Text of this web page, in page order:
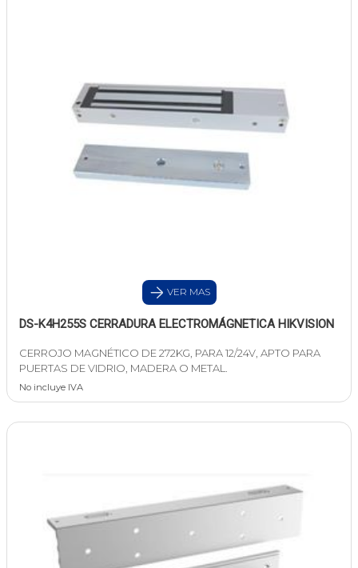
VER MAS
DS-K4H255S CERRADURA ELECTROMÁGNETICA HIKVISION
CERROJO MAGNÉTICO DE 272KG, PARA 12/24V, APTO PARA
PUERTAS DE VIDRIO, MADERA O METAL.
No incluye IVA